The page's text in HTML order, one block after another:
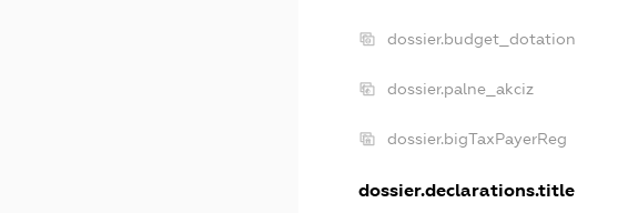
dossier.budget_dotation
dossier.palne_akciz
dossier.bigTaxPayerReg
dossier.declarations.title